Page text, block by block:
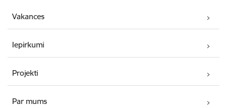
Vakances
Iepirkumi
Projekti
Par mums